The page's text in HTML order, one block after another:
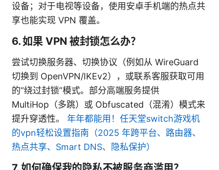
设备；对于电视等设备，使用安卓手机端的热点共
享也能实现 VPN 覆盖。
6. 如果 VPN 被封锁怎么办？
尝试切换服务器、切换协议（例如从 WireGuard
切换到 OpenVPN/IKEv2），或联系客服获取可用
的“绕过封锁”模式。部分高端服务提供
MultiHop（多跳）或 Obfuscated（混淆）模式来
提升穿透性。 年年都能用！任天堂switch游戏机
的vpn轻松设置指南（2025 年跨平台、路由器、
热点共享、Smart DNS、隐私保护）